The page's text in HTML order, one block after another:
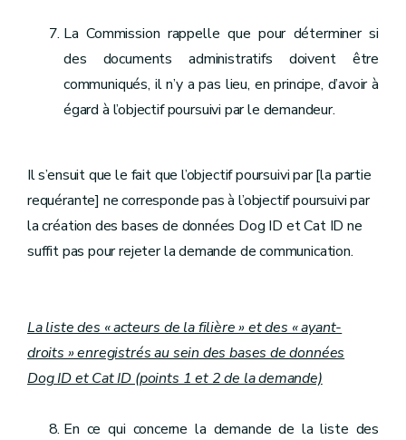
La Commission rappelle que pour déterminer si
des documents administratifs doivent être
communiqués, il n’y a pas lieu, en principe, d’avoir à
égard à l’objectif poursuivi par le demandeur.
Il s’ensuit que le fait que l’objectif poursuivi par [la partie
requérante] ne corresponde pas à l’objectif poursuivi par
la création des bases de données Dog ID et Cat ID ne
suffit pas pour rejeter la demande de communication.
La liste des « acteurs de la filière » et des « ayant-
droits » enregistrés au sein des bases de données
Dog ID et Cat ID (points 1 et 2 de la demande)
En ce qui concerne la demande de la liste des